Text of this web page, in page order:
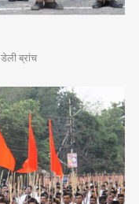
डेली ब्रांच